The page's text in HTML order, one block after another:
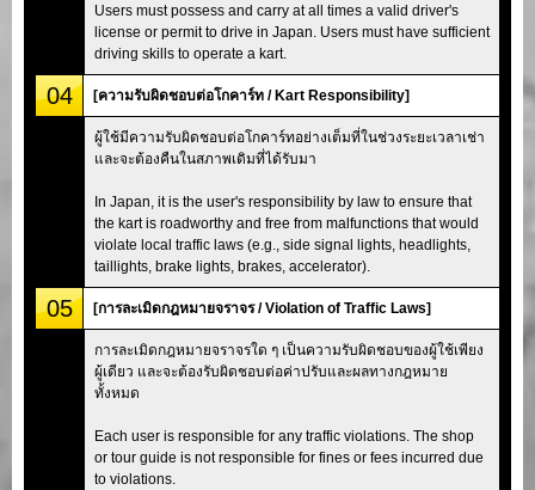
Users must possess and carry at all times a valid driver's
license or permit to drive in Japan. Users must have sufficient
driving skills to operate a kart.
04 [ความรับผิดชอบต่อโกคาร์ท / Kart Responsibility]
ผู้ใช้มีความรับผิดชอบต่อโกคาร์ทอย่างเต็มที่ในช่วงระยะเวลาเช่า
และจะต้องคืนในสภาพเดิมที่ได้รับมา
In Japan, it is the user's responsibility by law to ensure that
the kart is roadworthy and free from malfunctions that would
violate local traffic laws (e.g., side signal lights, headlights,
taillights, brake lights, brakes, accelerator).
05 [การละเมิดกฎหมายจราจร / Violation of Traffic Laws]
การละเมิดกฎหมายจราจรใด ๆ เป็นความรับผิดชอบของผู้ใช้เพียง
ผู้เดียว และจะต้องรับผิดชอบต่อค่าปรับและผลทางกฎหมาย
ทั้งหมด
Each user is responsible for any traffic violations. The shop
or tour guide is not responsible for fines or fees incurred due
to violations.